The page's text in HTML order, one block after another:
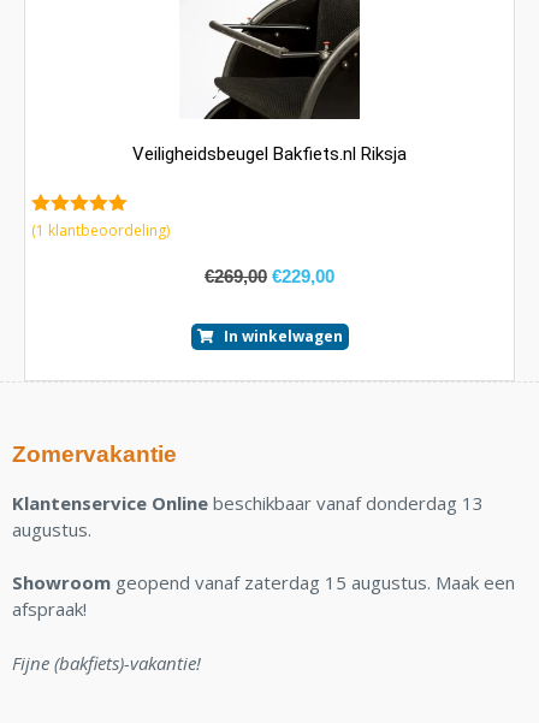
Veiligheidsbeugel Bakfiets.nl Riksja
5.00van 5
(1 klantbeoordeling)
€269,00 €229,00
In winkelwagen
Zomervakantie
Klantenservice Online beschikbaar vanaf donderdag 13
augustus.
Showroom geopend vanaf zaterdag 15 augustus. Maak een
afspraak!
Fijne (bakfiets)-vakantie!